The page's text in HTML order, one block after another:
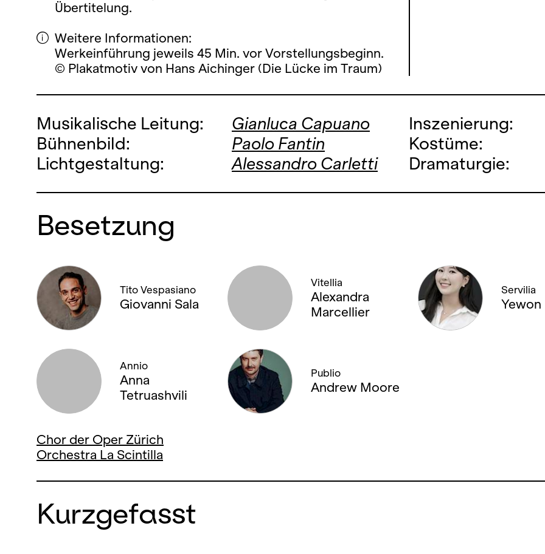
Übertitelung.
Weitere Informationen:
Werkeinführung jeweils 45 Min. vor Vorstellungsbeginn.
© Plakatmotiv von Hans Aichinger (Die Lücke im Traum)
Musikalische Leitung: Gianluca Capuano Inszenierung:
Bühnenbild:
Paolo Fantin Kostüme:
Lichtgestaltung:
Alessandro Carletti Dramaturgie:
Besetzung
Tito Vespasiano
Giovanni Sala
Vitellia
Alexandra
Marcellier
Servilia
Yewon
Annio
Anna
Tetruashvili
Publio
Andrew Moore
Chor der Oper Zürich
Orchestra La Scintilla
Kurzgefasst